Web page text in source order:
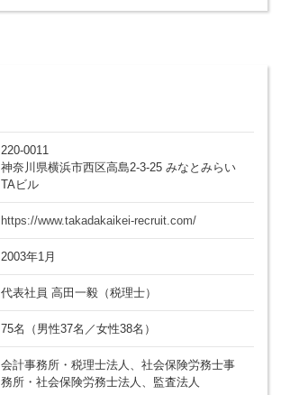
220-0011
神奈川県横浜市西区高島2-3-25 みなとみらい
TAビル
https://www.takadakaikei-recruit.com/
2003年1月
代表社員 高田一毅（税理士）
75名（男性37名／女性38名）
会計事務所・税理士法人、社会保険労務士事
務所・社会保険労務士法人、監査法人